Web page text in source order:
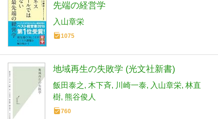
先端の経営学
入山章栄
1075
地域再生の失敗学 (光文社新書)
飯田泰之 木下斉 川崎一泰 入山章栄 林直
樹 熊谷俊人
760